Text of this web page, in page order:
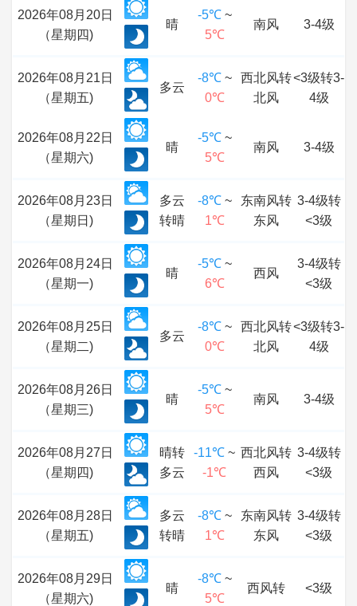
2026年08月20日
（星期四)
晴
-5℃~
5℃
南风 3-4级
2026年08月21日
（星期五)
多云
-8℃~
0℃
西北风转
北风
<3级转3-
4级
2026年08月22日
（星期六)
晴
-5℃~
5℃
南风 3-4级
2026年08月23日
（星期日)
多云
转晴
-8℃~
1℃
东南风转
东风
3-4级转
<3级
2026年08月24日
（星期一)
晴
-5℃~
6℃
西风
3-4级转
<3级
2026年08月25日
（星期二)
多云
-8℃~
0℃
西北风转
北风
<3级转3-
4级
2026年08月26日
（星期三)
晴
-5℃~
5℃
南风 3-4级
2026年08月27日
（星期四)
晴转
多云
-11℃ ~
-1℃
西北风转
西风
3-4级转
<3级
2026年08月28日
（星期五)
多云
转晴
-8℃~
1℃
东南风转
东风
3-4级转
<3级
2026年08月29日
（星期六)
晴
-8℃~
5℃
西风转 <3级